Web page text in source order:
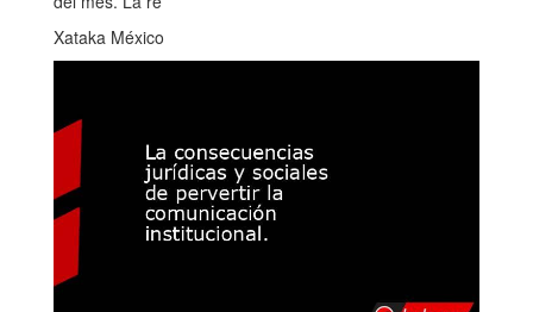
Xataka México